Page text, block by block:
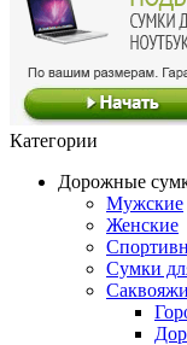
Категории
Дорожные
Мужские
Женские
Сумки
Саквояжи